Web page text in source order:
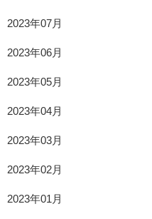
2023年07月
2023年06月
2023年05月
2023年04月
2023年03月
2023年02月
2023年01月